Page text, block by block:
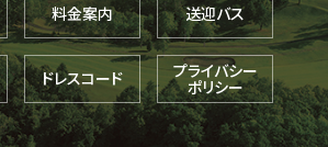
料金案内 送迎バス
ドレスコード プライバシー
ポリシー